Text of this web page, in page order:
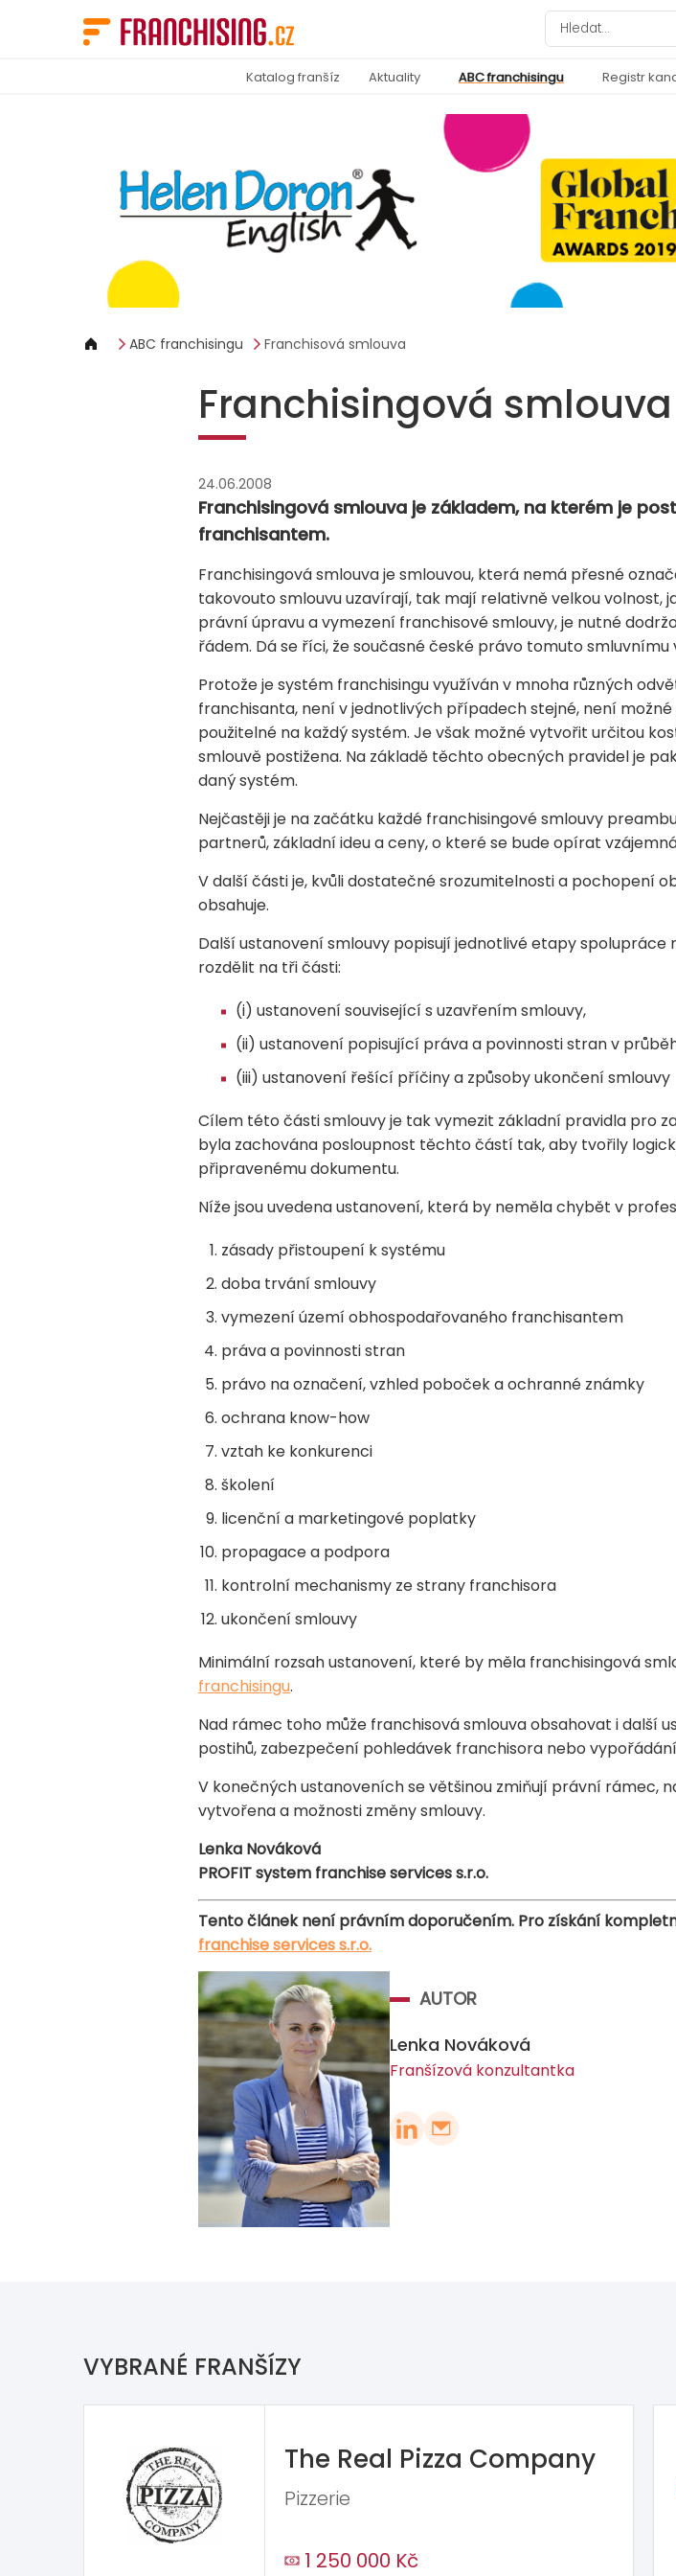
Katalog franšíz Aktuality ABC franchisingu Registr
ABC franchisingu Franchisová smlouva
Franchisingová smlouva
24.06.2008
Franchisingová smlouva je základem, na kterém je
franchisantem.
Franchisingová smlouva je smlouvou, která nemá přesné
takovouto smlouvu uzavírají, tak mají relativně velkou volnost,
právní úpravu a vymezení franchisové smlouvy, je nutné
řádem. Dá se říci, že současné české právo tomuto
Protože je systém franchisingu využíván v mnoha různých
franchisanta, není v jednotlivých případech stejné, není
použitelné na každý systém. Je však možné vytvořit určitou
smlouvě postižena. Na základě těchto obecných pravidel je
daný systém.
Nejčastěji je na začátku každé franchisingové smlouvy
partnerů, základní ideu a ceny, o které se bude opírat
V další části je, kvůli dostatečné srozumitelnosti a pochopení
obsahuje.
Další ustanovení smlouvy popisují jednotlivé etapy spolupráce
rozdělit na tři části:
(i) ustanovení související s uzavřením smlouvy,
(ii) ustanovení popisující práva a povinnosti stran v
(iii) ustanovení řešící příčiny a způsoby ukončení smlouvy
Cílem této části smlouvy je tak vymezit základní pravidla pro
byla zachována posloupnost těchto částí tak, aby tvořily
připravenému dokumentu.
Níže jsou uvedena ustanovení, která by neměla chybět v
zásady přistoupení k systému
doba trvání smlouvy
vymezení území obhospodařovaného franchisantem
práva a povinnosti stran
právo na označení, vzhled poboček a ochranné známky
ochrana know-how
vztah ke konkurenci
školení
licenční a marketingové poplatky
propagace a podpora
kontrolní mechanismy ze strany franchisora
ukončení smlouvy
Minimální rozsah ustanovení, které by měla franchisingová
franchisingu.
Nad rámec toho může franchisová smlouva obsahovat i další
postihů, zabezpečení pohledávek franchisora nebo
V konečných ustanoveních se většinou zmiňují právní rámec,
vytvořena a možnosti změny smlouvy.
Lenka Nováková
PROFIT system franchise services s.r.o.
Tento článek není právním doporučením. Pro získání
franchise services s.r.o.
AUTOR
Lenka Nováková
Franšízová konzultantka
VYBRANÉ FRANŠÍZY
The Real Pizza Company
Pizzerie
1 250 000 Kč